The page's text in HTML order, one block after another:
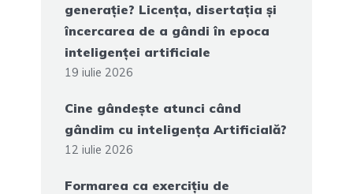
generație? Licența, disertația și
încercarea de a gândi în epoca
inteligenței artificiale
19 iulie 2026
Cine gândește atunci când
gândim cu inteligența Artificială?
12 iulie 2026
Formarea ca exercițiu de